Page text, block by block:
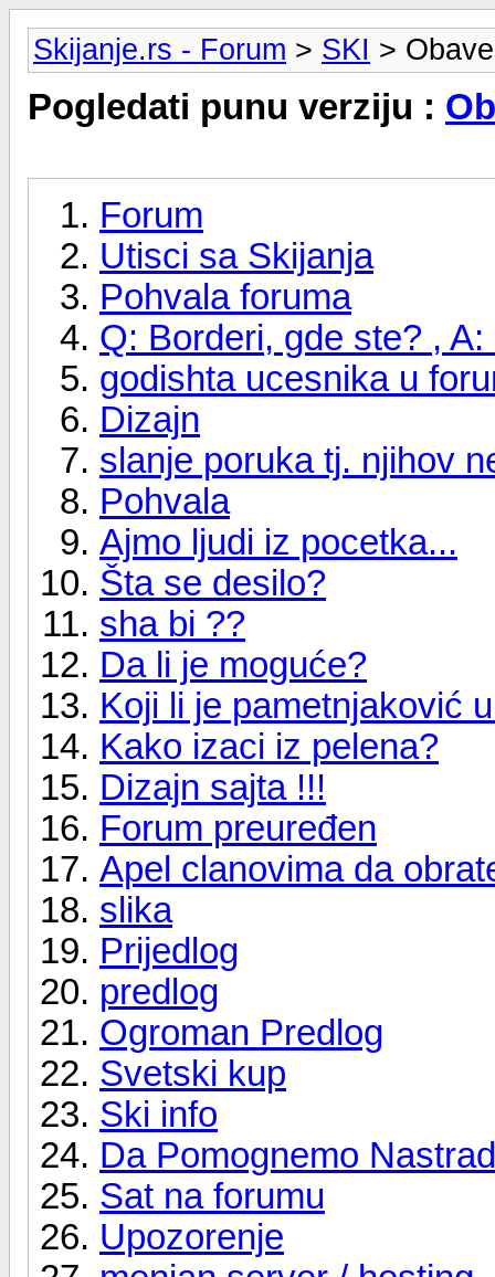
Skijanje.rs - Forum > SKI >
Pogledati punu verziju :
Forum
Utisci sa Skijanja
Pohvala foruma
Q: Borderi, gde ste? ,
godishta ucesnika u
Dizajn
slanje poruka tj. njihov
Pohvala
Ajmo ljudi iz pocetka...
Šta se desilo?
sha bi ??
Da li je moguće?
Koji li je pametnjaković
Kako izaci iz pelena?
Dizajn sajta !!!
Forum preuređen
Apel clanovima da
slika
Prijedlog
predlog
Ogroman Predlog
Svetski kup
Ski info
Da Pomognemo
Sat na forumu
Upozorenje